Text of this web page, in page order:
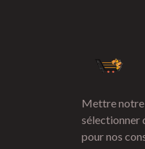
Mettre notre
sélectionner
pour nos